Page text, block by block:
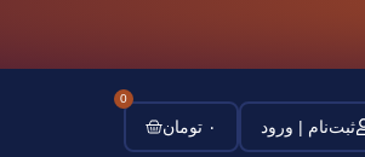
ثبت‌نام | ورود ۰ تومان
0